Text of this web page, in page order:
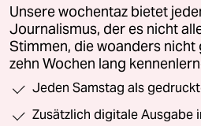
Unsere wochentaz bietet
Journalismus, der es nicht
Stimmen, die woanders
zehn Wochen lang
Jeden Samstag als
Zusätzlich digitale Ausgabe